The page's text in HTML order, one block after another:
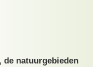
natuurgebieden